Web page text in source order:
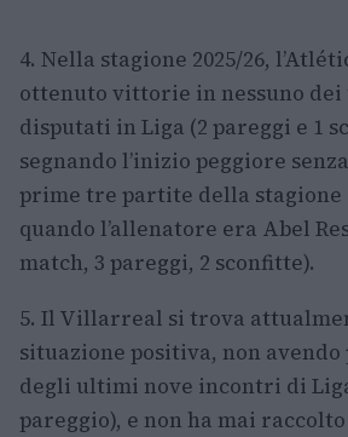
4. Nella stagione 2025/26,
ottenuto vittorie in nessuno
disputati in Liga (2 pareggi e 1
segnando l’inizio peggiore
prime tre partite della stagione
quando l’allenatore era Abel
match, 3 pareggi, 2 sconfitte).
5. Il Villarreal si trova
situazione positiva, non avendo
degli ultimi nove incontri di
pareggio), e non ha mai